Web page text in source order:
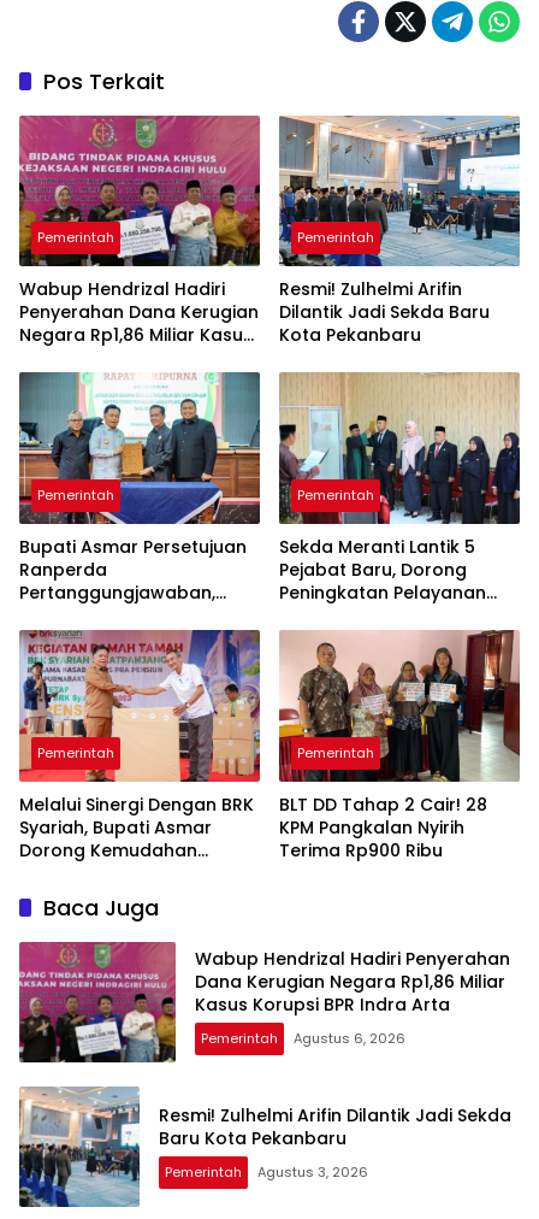
Pos Terkait
Pemerintah
Wabup Hendrizal Hadiri
Penyerahan Dana Kerugian
Negara Rp1,86 Miliar Kasus
Pemerintah
Resmi! Zulhelmi Arifin
Dilantik Jadi Sekda Baru
Kota Pekanbaru
Pemerintah
Bupati Asmar Persetujuan
Ranperda
Pertanggungjawaban,
Pemkab dan DPRD
Pemerintah
Sekda Meranti Lantik 5
Pejabat Baru, Dorong
Peningkatan Pelayanan
Pemerintah
Melalui Sinergi Dengan BRK
Syariah, Bupati Asmar
Dorong Kemudahan
Pemerintah
BLT DD Tahap 2 Cair! 28
KPM Pangkalan Nyirih
Terima Rp900 Ribu
Baca Juga
Wabup Hendrizal Hadiri Penyerahan
Dana Kerugian Negara Rp1,86 Miliar
Kasus Korupsi BPR Indra Arta
Pemerintah Agustus 6, 2026
Resmi! Zulhelmi Arifin Dilantik Jadi Sekda
Baru Kota Pekanbaru
Pemerintah Agustus 3, 2026